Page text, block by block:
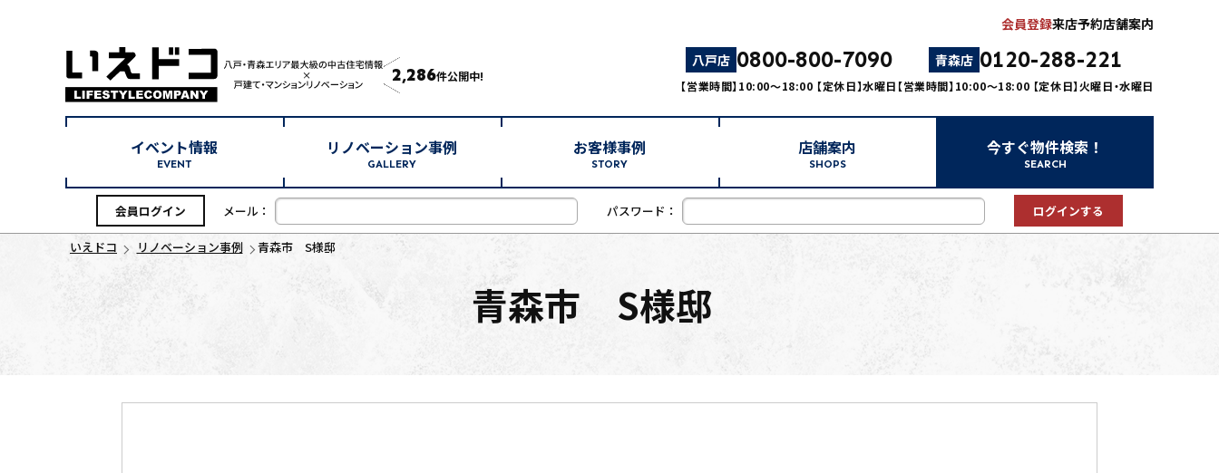
会員登録来店予約店舗案内
2,286件公開中!
八戸店 0800-800-7090
【営業時間】10:00～18:00 【定休日】水曜日
青森店 0120-288-221
【営業時間】10:00～18:00 【定休日】火曜日・水曜日
イベント情報
EVENT
リノベーション事例
GALLERY
お客様事例
STORY
店舗案内
SHOPS
今すぐ物件検索！
SEARCH
中古一戸建て
中古マンション
新築一戸建て
土地
事業用
会員ログイン メール： パスワード：
いえドコ リノベーション事例 青森市 S様邸
青森市 S様邸